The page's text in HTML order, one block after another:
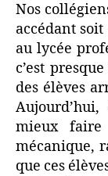
Nos
accédant
au lycée
c’est
des élèves
mieux
mécanique,
que ces